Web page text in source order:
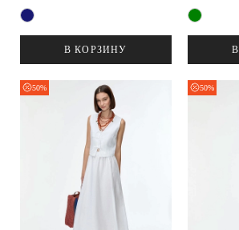
В КОРЗИНУ
50% 50%